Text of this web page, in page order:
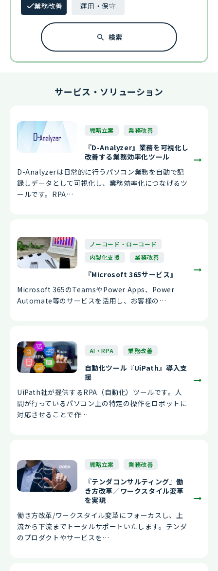
業務改善 運用・保守
検索
サービス・ソリューション
戦略立案 業務改善
『D-Analyzer』業務を可視化し
改善する業務効率化ツール
D-Analyzerは日常的に行うパソコン業務を自動で記
録しデータとして可視化し、業務効率化につなげるツ
ールです。RPA…
ノーコード・ローコード
内製化支援
業務改善
『Microsoft 365サービス』
Microsoft 365のTeamsやPower Apps、Power
Automate等のサービスを活用し、お客様の…
AI・RPA 業務改善
自動化ツール『UiPath』導入支
援
UiPath社が提供するRPA（自動化）ツールです。人
間が行っているパソコン上の特定の操作をロボットに
対応させることで作…
戦略立案 業務改善
『テンダコンサルティング』働
き方改革／ワークスタイル変革
を実現
働き方改革/ワークスタイル変革にフォーカスし、上
流から下流までトータルサポートいたします。テンダ
のプロダクトやサービスを…